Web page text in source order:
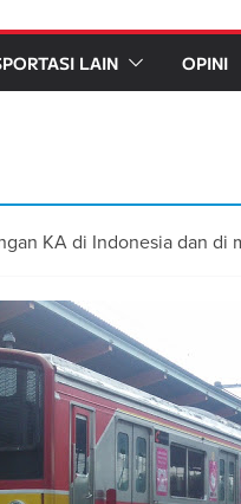
LAIN OPINI
KA di Indonesia dan di